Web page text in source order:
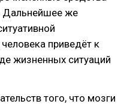
Дальнейшее же
приведёт к
жизненных ситуаций
того, что мозги